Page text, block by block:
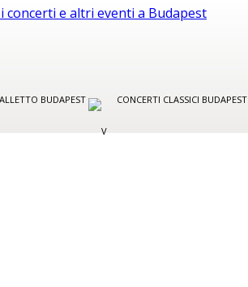
BUDAPEST CONCERTI CLASSICI BUDAPEST